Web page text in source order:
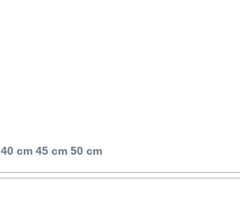
40 cm 45 cm 50 cm